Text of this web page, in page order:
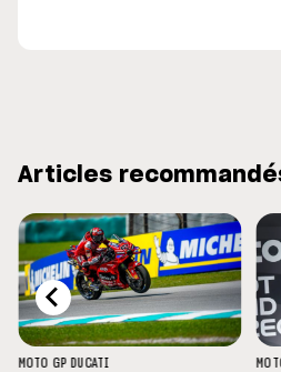
Articles
MOTO GP DUCATI